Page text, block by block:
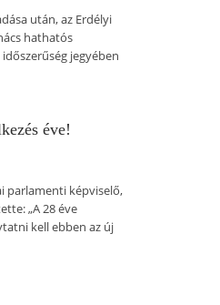
után, az Erdélyi
hathatós
jegyében
éve!
parlamenti képviselő,
„A 28 éve
kell ebben az új